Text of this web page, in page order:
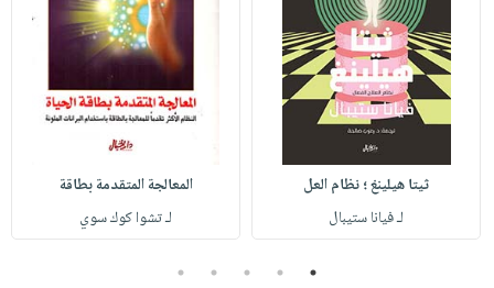
ثيتا هيلينغ ؛ نظام العل
لـ فيانا ستيبال
المعالجة المتقدمة بطاقة
لـ تشوا كوك سوي
1
2
3
4
5